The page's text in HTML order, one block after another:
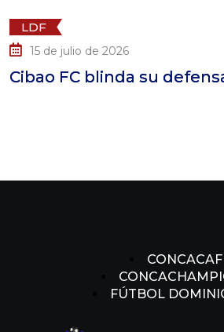
LDF
15 de julio de 2026
FC blinda su defensa
CONCACAF
FÚTBOL